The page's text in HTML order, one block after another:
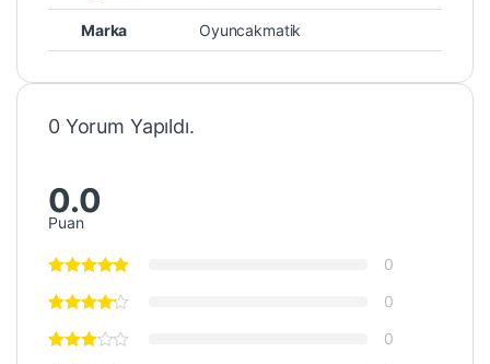
Marka Oyuncakmatik
0 Yorum Yapıldı.
0.0
Puan
0
0
0